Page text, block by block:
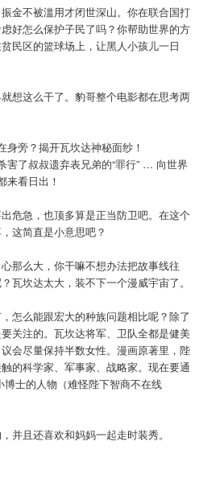
金不被滥用才闭世深山。你在联合国打
好怎么保护子民了吗？你帮助世界的方
民区的篮球场上，让黑人小孩儿一日
想这么干了。豹哥整个电影都在思考两
身旁？揭开瓦坎达神秘面纱！
害了叔叔遗弃表兄弟的“罪行” … 向世界
来看日出！
危急，也顶多算是正当防卫吧。在这个
这简直是小意思吧？
那么大，你干嘛不想办法把故事线往
瓦坎达太大，装不下一个漫威宇宙了。
怎么能跟宏大的种族问题相比呢？除了
关注的。瓦坎达将军、卫队全都是健美
会尽量保持半数女性。漫画原著里，陛
的科学家、军事家、战略家。现在要通
士的人物（难怪陛下智商不在线
并且还喜欢和妈妈一起走时装秀。